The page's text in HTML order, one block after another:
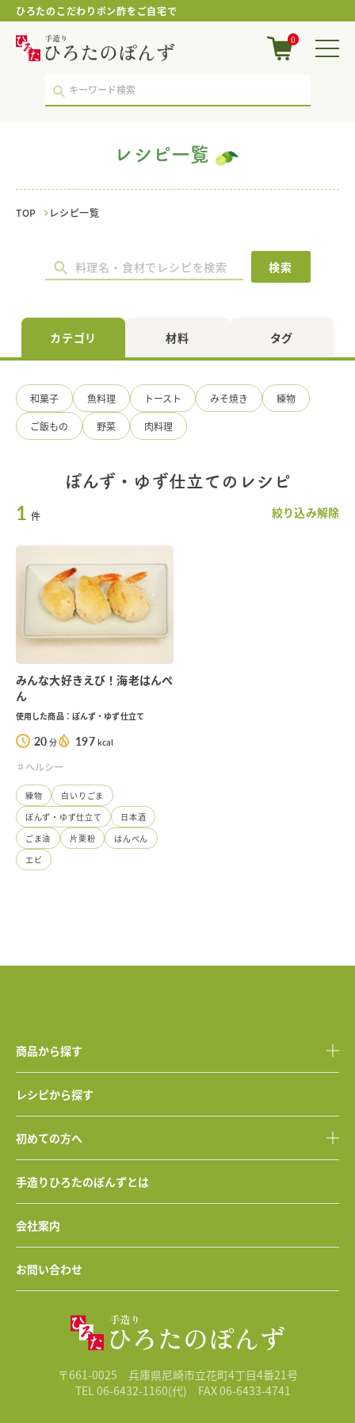
ひろたのこだわりポン酢をご自宅で
ぽ
ず
｜
シ
ポ
ン
つ
ゆ・
国
調
味
料
の
り
ひ
0
レシピ一覧
TOP レシピ一覧
検索
カテゴリ 材料 タグ
和菓子 魚料理 トースト みそ焼き 練物
ご飯もの 野菜 肉料理
ぽんず・ゆず仕立てのレシピ
1 件 絞り込み解除
みんな大好きえび！海老はんぺ
ん
使用した商品：ぽんず・ゆず仕立て
20 分 197 kcal
♯ヘルシー
練物
白いりごま
ぽんず・ゆず仕立て
日本酒
ごま油
片栗粉
はんぺん
エビ
商品から探す
レシピから探す
初めての方へ
手造りひろたのぽんずとは
会社案内
お問い合わせ
〒661-0025 兵庫県尼崎市立花町4丁目4番21号
TEL 06-6432-1160(代)
FAX 06-6433-4741